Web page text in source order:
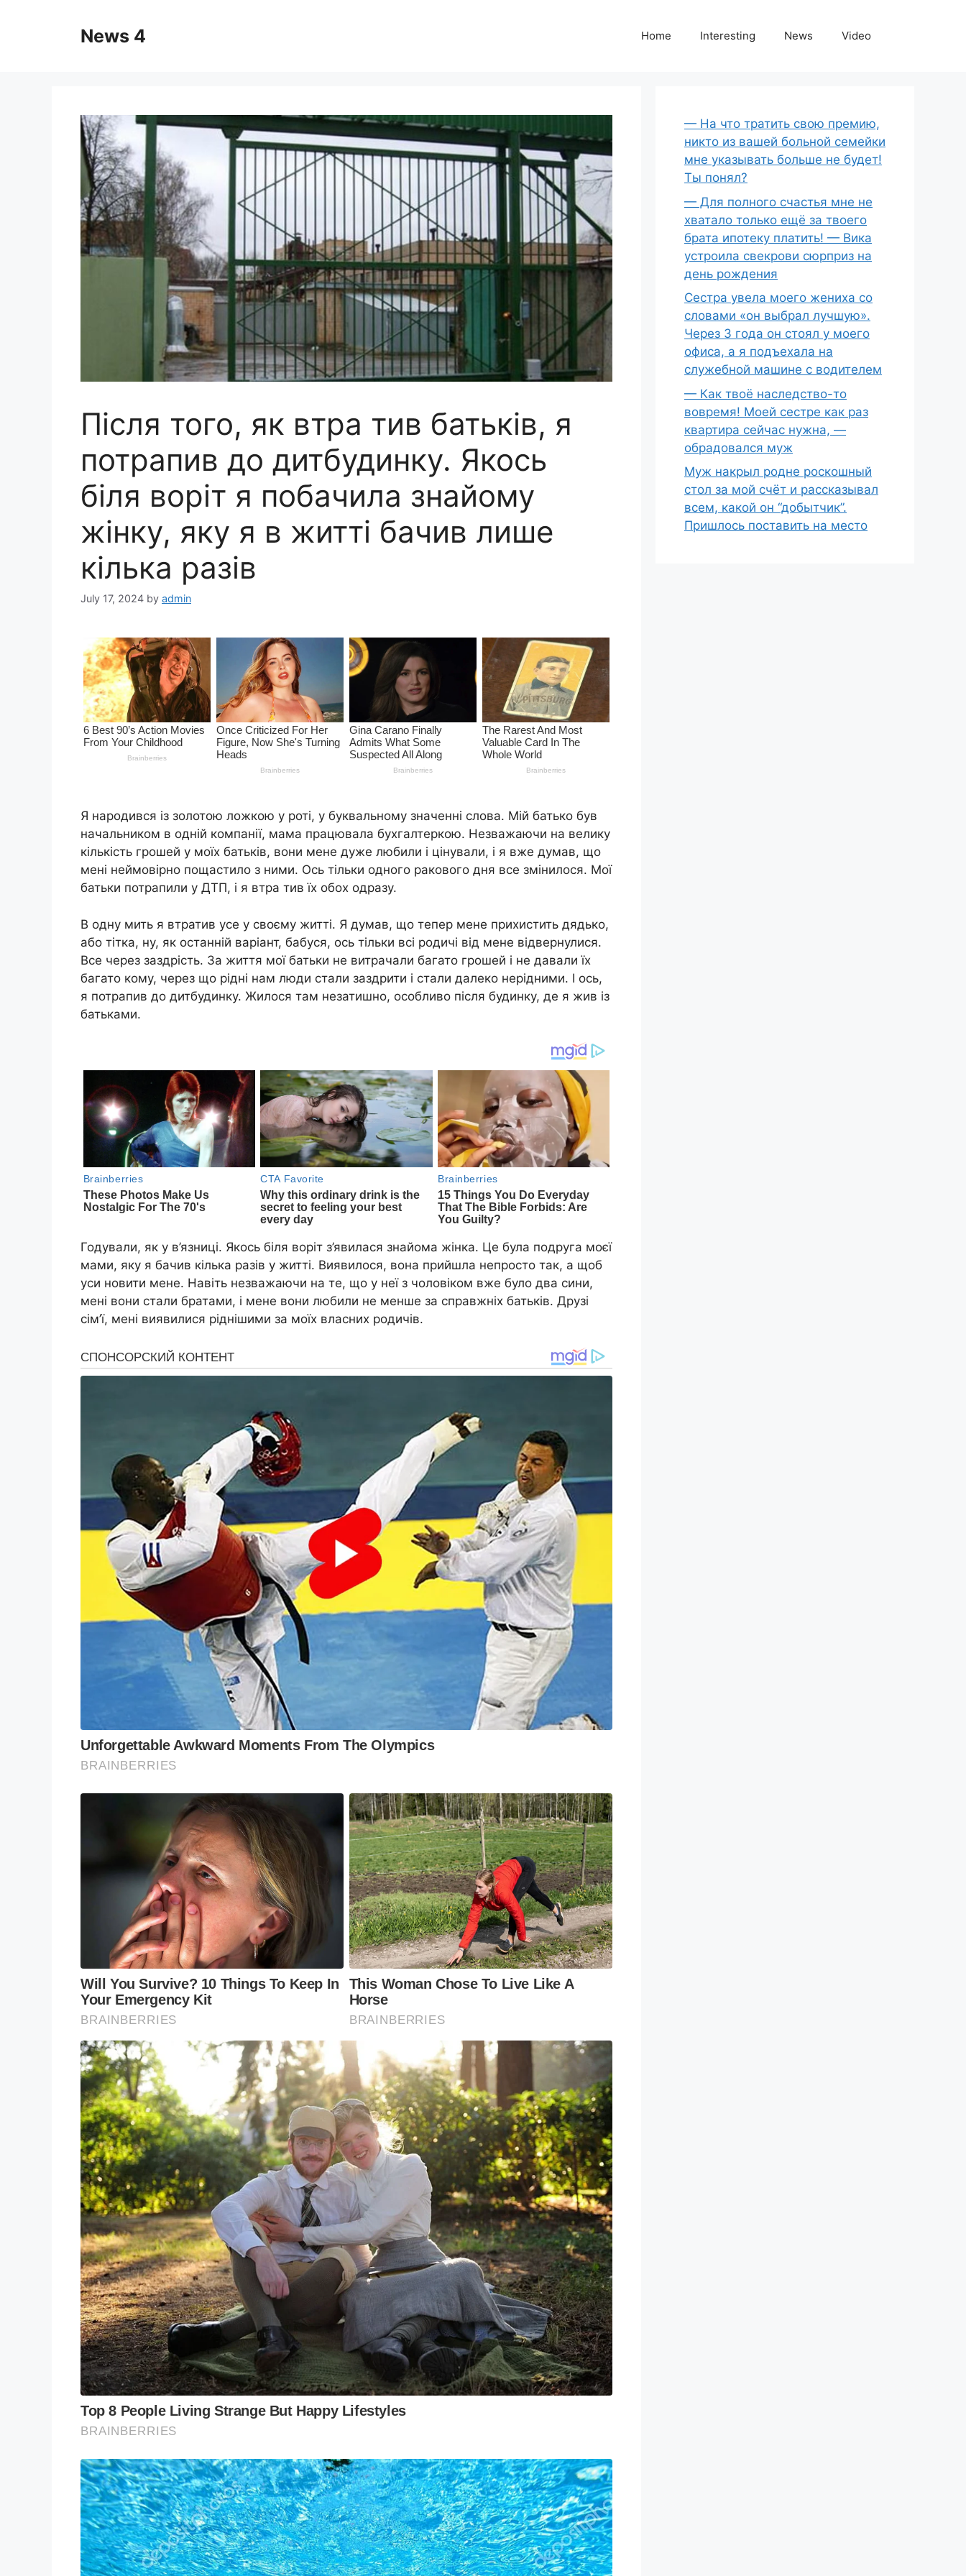
News 4 Home Interesting News Video
Після того, як втра тив батьків, я
потрапив до дитбудинку. Якось
біля воріт я побачила знайому
жінку, яку я в житті бачив лише
кілька разів
July 17, 2024 by admin
Я народився із золотою ложкою у роті, у буквальному значенні слова. Мій батько був
начальником в одній компанії, мама працювала бухгалтеркою. Незважаючи на велику
кількість грошей у моїх батьків, вони мене дуже любили і цінували, і я вже думав, що
мені неймовірно пощастило з ними. Ось тільки одного ракового дня все змінилося. Мої
батьки потрапили у ДТП, і я втра тив їх обох одразу.
В одну мить я втратив усе у своєму житті. Я думав, що тепер мене прихистить дядько,
або тітка, ну, як останній варіант, бабуся, ось тільки всі родичі від мене відвернулися.
Все через заздрість. За життя мої батьки не витрачали багато грошей і не давали їх
багато кому, через що рідні нам люди стали заздрити і стали далеко нерідними. І ось,
я потрапив до дитбудинку. Жилося там незатишно, особливо після будинку, де я жив із
батьками.
Годували, як у в’язниці. Якось біля воріт з’явилася знайома жінка. Це була подруга моєї
мами, яку я бачив кілька разів у житті. Виявилося, вона прийшла непросто так, а щоб
уси новити мене. Навіть незважаючи на те, що у неї з чоловіком вже було два сини,
мені вони стали братами, і мене вони любили не менше за справжніх батьків. Друзі
сім’ї, мені виявилися ріднішими за моїх власних родичів.
— На что тратить свою премию,
никто из вашей больной семейки
мне указывать больше не будет!
Ты понял?
— Для полного счастья мне не
хватало только ещё за твоего
брата ипотеку платить! — Вика
устроила свекрови сюрприз на
день рождения
Сестра увела моего жениха со
словами «он выбрал лучшую».
Через 3 года он стоял у моего
офиса, а я подъехала на
служебной машине с водителем
— Как твоё наследство-то
вовремя! Моей сестре как раз
квартира сейчас нужна, —
обрадовался муж
Муж накрыл родне роскошный
стол за мой счёт и рассказывал
всем, какой он “добытчик”.
Пришлось поставить на место